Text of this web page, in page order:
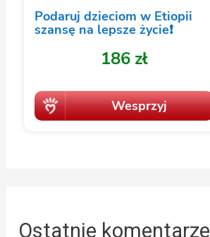
Ostatnie komentarze